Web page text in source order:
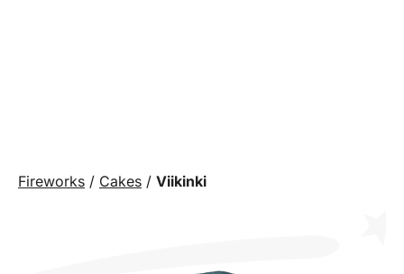
Fireworks / Cakes / Viikinki